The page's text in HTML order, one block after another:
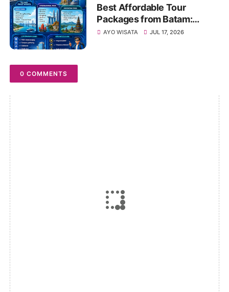
Best Affordable Tour
Packages from Batam:
Explore Kepri, Indonesia &
AYO WISATA JUL 17, 2026
0 COMMENTS